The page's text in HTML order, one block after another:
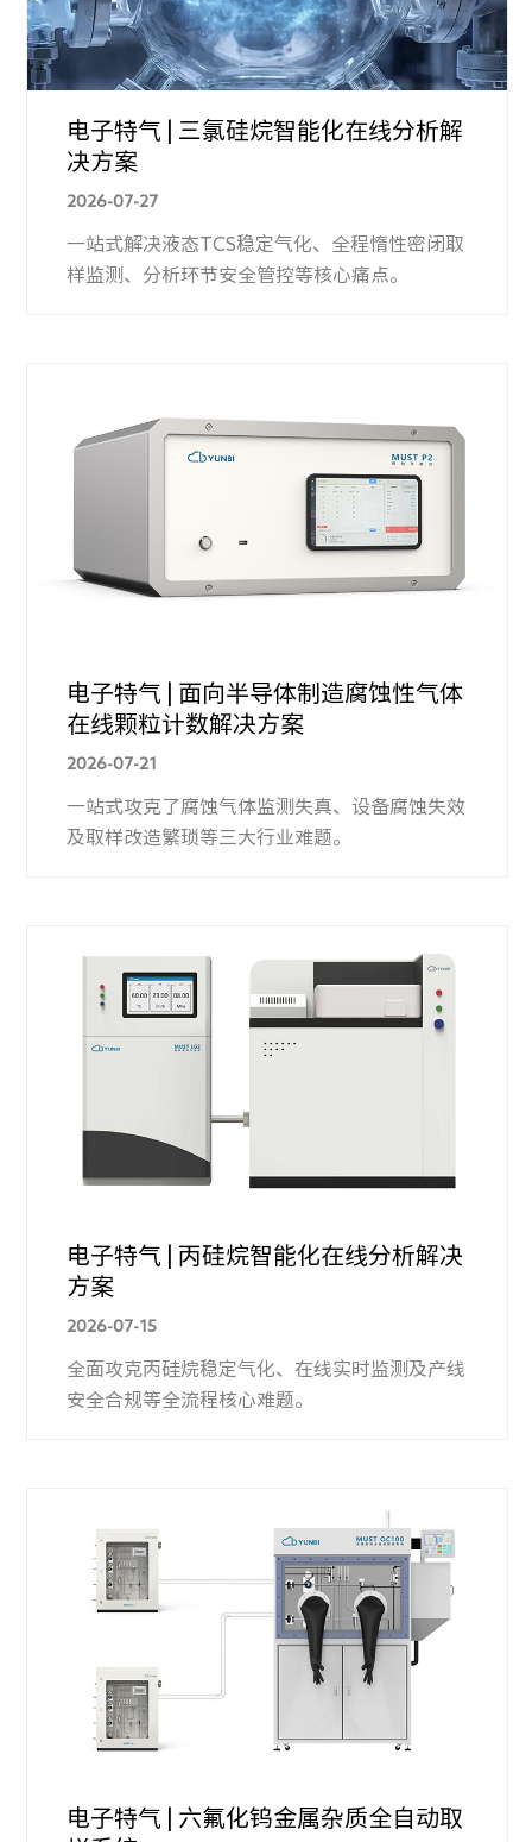
电子特气 | 三氯硅烷智能化在线分析解
决方案
2026-07-27
一站式解决液态TCS稳定气化、全程惰性密闭取
样监测、分析环节安全管控等核心痛点。
电子特气 | 面向半导体制造腐蚀性气体
在线颗粒计数解决方案
2026-07-21
一站式攻克了腐蚀气体监测失真、设备腐蚀失效
及取样改造繁琐等三大行业难题。
电子特气 | 丙硅烷智能化在线分析解决
方案
2026-07-15
全面攻克丙硅烷稳定气化、在线实时监测及产线
安全合规等全流程核心难题。
电子特气 | 六氟化钨金属杂质全自动取